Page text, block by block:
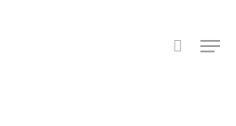
search
Menu